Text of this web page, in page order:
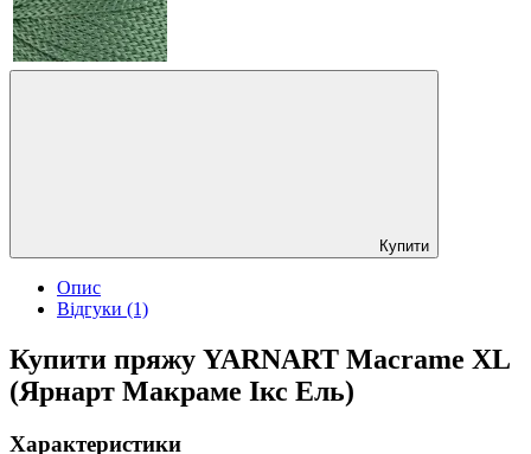
Купити
Опис
Відгуки (1)
Купити пряжу YARNART Macrame XL
(Ярнарт Макраме Ікс Ель)
Характеристики